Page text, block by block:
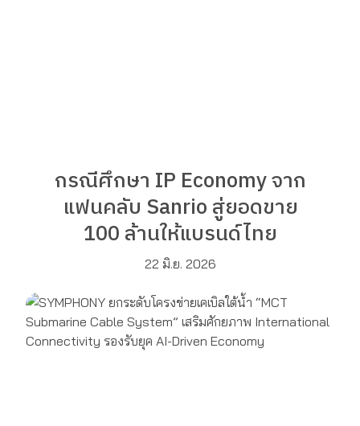
กรณีศึกษา IP Economy จาก
แฟนคลับ Sanrio สู่ยอดขาย
100 ล้านให้แบรนด์ไทย
22 มิ.ย. 2026